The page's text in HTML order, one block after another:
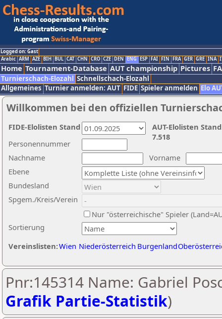
Logged on: Gast
Arabic ARM AZE BIH BUL CAT CHN CRO CZE DEN ENG ESP FAI FIN FRA GER GRE INA
Home Tournament-Database AUT championship Pictures
Turnierschach-Elozahl Schnellschach-Elozahl
Allgemeines Turnier anmelden: AUT FIDE Spieler anmelden Elo
Willkommen bei den offiziellen
Nachname
Vorname
Ebene
Sortierung
Personennummer
Bundesland
Spgem./Kreis/Verein
Nur "österreichische" Spieler
Vereinslisten:Wien Niederösterreich Burgenland
AUT-Elolisten
7.518
FIDE-Elolisten Stand
Pnr:145314 Name: Gabriel
Grafik Partie-Statistik)